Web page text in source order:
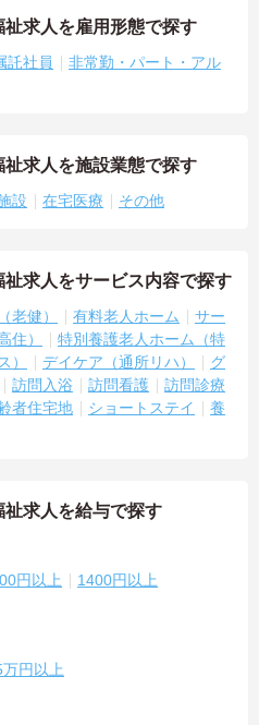
求人を雇用形態で探す
託社員
非常勤・パート・アル
求人を施設業態で探す
設 在宅医療 その他
求人をサービス内容で探す
老健） 有料老人ホーム
サー
住）
特別養護老人ホーム（特
） デイケア（通所リハ）
グ
訪問入浴 訪問看護
訪問診療
者住宅地 ショートステイ
養
求人を給与で探す
円以上 1400円以上
万円以上